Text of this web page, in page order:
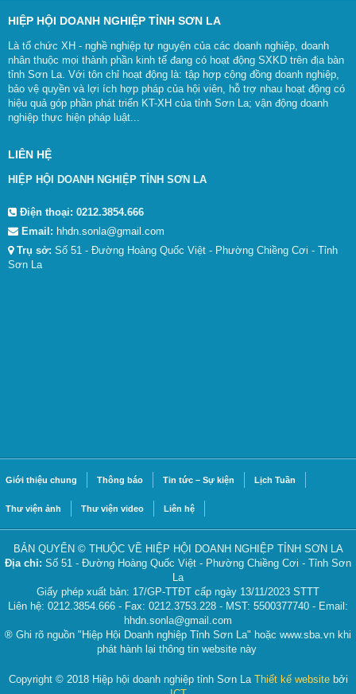
HIỆP HỘI DOANH NGHIỆP TỈNH SƠN LA
Là tổ chức XH - nghề nghiệp tự nguyện của các doanh nghiệp, doanh
nhân thuộc mọi thành phần kinh tế đang có hoạt động SXKD trên địa bàn
tỉnh Sơn La. Với tôn chỉ hoạt động là: tập hợp cộng đồng doanh nghiệp,
bảo vệ quyền và lợi ích hợp pháp của hội viên, hỗ trợ nhau hoạt động có
hiệu quả góp phần phát triển KT-XH của tỉnh Sơn La; vận động doanh
nghiệp thực hiện pháp luật...
LIÊN HỆ
HIỆP HỘI DOANH NGHIỆP TỈNH SƠN LA
Điện thoại: 0212.3854.666
Email: hhdn.sonla@gmail.com
Trụ sở: Số 51 - Đường Hoàng Quốc Việt - Phường Chiềng Cơi - Tỉnh
Sơn La
Giới thiệu chung Thông báo Tin tức – Sự kiện Lịch Tuần
Thư viện ảnh Thư viện video Liên hệ
BẢN QUYỂN © THUỘC VỀ HIỆP HỘI DOANH NGHIỆP TỈNH SƠN LA
Địa chỉ: Số 51 - Đường Hoàng Quốc Việt - Phường Chiềng Cơi - Tỉnh Sơn
La
Giấy phép xuất bản: 17/GP-TTĐT cấp ngày 13/11/2023 STTT
Liên hệ: 0212.3854.666 - Fax: 0212.3753.228 - MST: 5500377740 - Email:
hhdn.sonla@gmail.com
® Ghi rõ nguồn "Hiệp Hội Doanh nghiệp Tỉnh Sơn La" hoặc www.sba.vn khi
phát hành lại thông tin website này
Copyright © 2018 Hiệp hội doanh nghiệp tỉnh Sơn La Thiết kế websitebởi